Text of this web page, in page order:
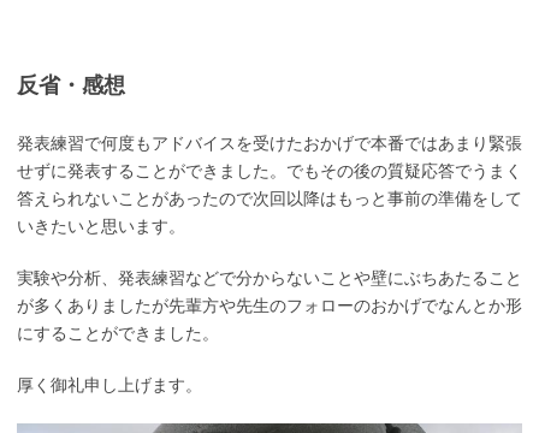
反省・感想
発表練習で何度もアドバイスを受けたおかげで本番ではあまり緊張
せずに発表することができました。でもその後の質疑応答でうまく
答えられないことがあったので次回以降はもっと事前の準備をして
いきたいと思います。
実験や分析、発表練習などで分からないことや壁にぶちあたること
が多くありましたが先輩方や先生のフォローのおかげでなんとか形
にすることができました。
厚く御礼申し上げます。